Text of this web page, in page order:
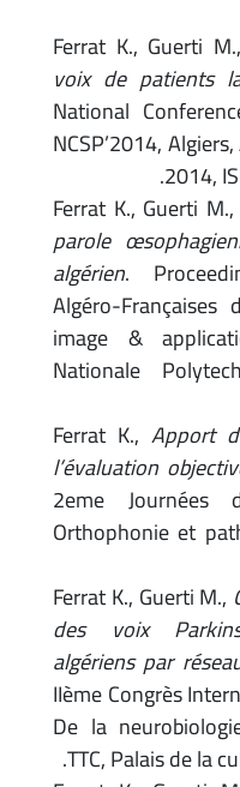
Ferrat K., Guerti
voix de patients
National
NCSP’2014,
2014,
Ferrat K., Guerti
parole
algérien
.
Algéro-
image &
Nationale
Ferrat K.,Apport
l’évaluation
2eme Journées
Orthophonie et
Ferrat K., Guerti
des voix
algériens par
IIème Congrès
De la
TTC, Palais de la